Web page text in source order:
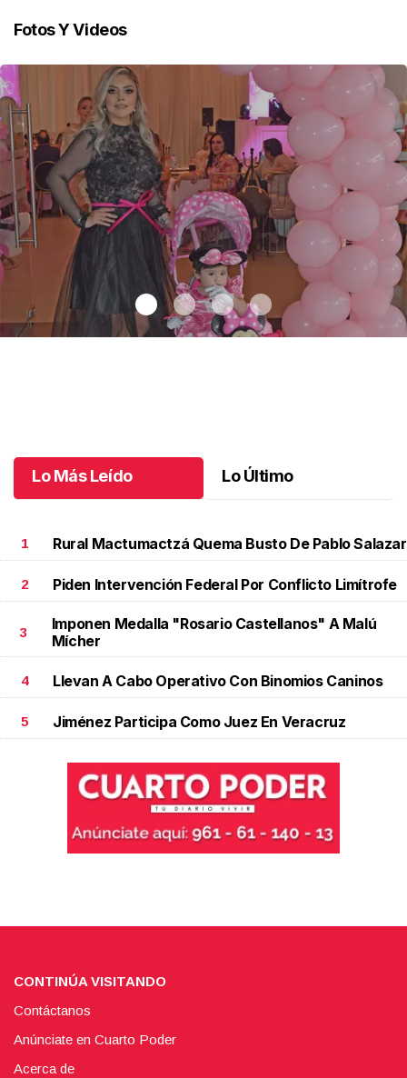
Fotos Y Videos
Lo Más Leído Lo Último
1 Rural Mactumactzá Quema Busto De Pablo Salazar
2 Piden Intervención Federal Por Conflicto Limítrofe
3
Imponen Medalla "Rosario Castellanos" A Malú
Mícher
4 Llevan A Cabo Operativo Con Binomios Caninos
5 Jiménez Participa Como Juez En Veracruz
CONTINÚA VISITANDO
Contáctanos
Anúnciate en Cuarto Poder
Acerca de